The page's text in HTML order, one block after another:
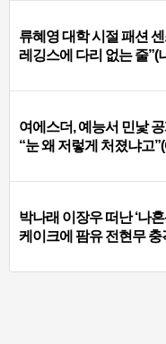
류혜영 대학 시절 패션
레깅스에 다리 없는 줄”(
여에스더, 예능서 민낯
“눈 왜 저렇게 처졌냐고
박나래 이장우 떠난 ‘나
케이크에 팜유 전현무 충